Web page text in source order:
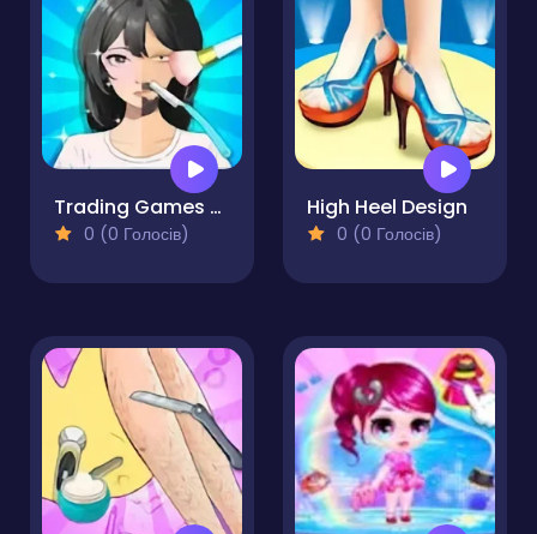
Trading Games Playtime
0 (0 Голосів)
High Heel Design
0 (0 Голосів)